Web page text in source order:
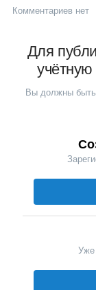
Комментариев нет
Для
учётную
Вы должны быть
Уже